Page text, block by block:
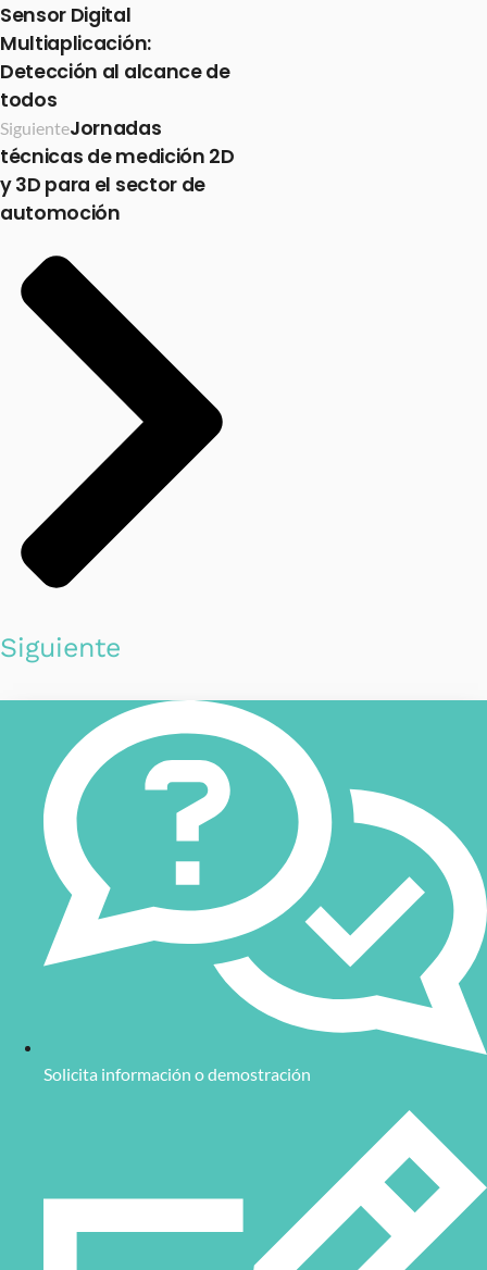
Sensor Digital
Multiaplicación:
Detección al alcance de
todos
SiguienteJornadas
técnicas de medición 2D
y 3D para el sector de
automoción
Siguiente
Solicita información o demostración